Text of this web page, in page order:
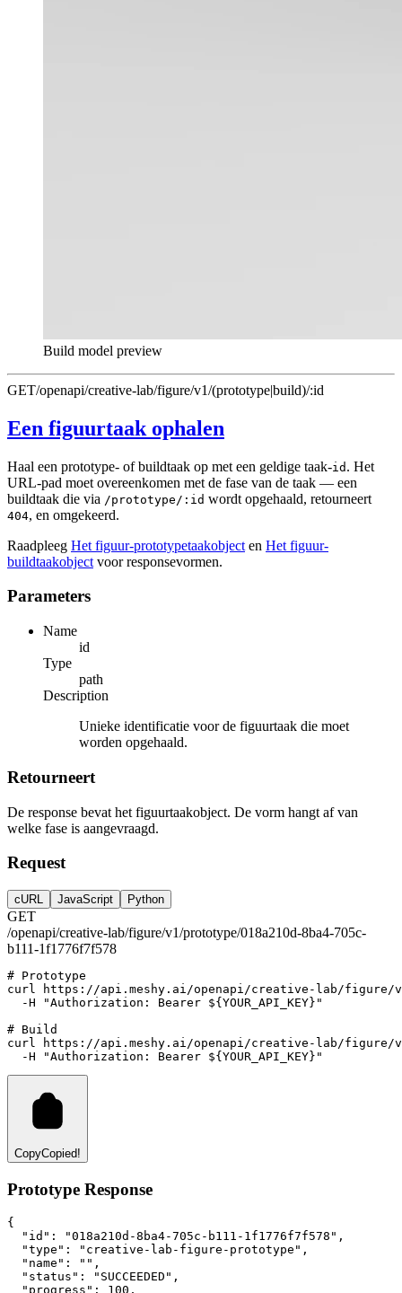
Build model preview
GET/openapi/creative-lab/figure/v1/(prototype|build)/:id
Een figuurtaak ophalen
Haal een prototype- of buildtaak op met een geldige taak-id . Het
URL-pad moet overeenkomen met de fase van de taak — een
buildtaak die via /prototype/:id wordt opgehaald, retourneert
404, en omgekeerd.
Raadpleeg Het figuur-prototypetaakobject en Het figuur-
buildtaakobject voor responsevormen.
Parameters
Name
id
Type
path
Description
Unieke identificatie voor de figuurtaak die moet
worden opgehaald.
Retourneert
De response bevat het figuurtaakobject. De vorm hangt af van
welke fase is aangevraagd.
Request
cURL JavaScript Python
GET
/openapi/creative-lab/figure/v1/prototype/018a210d-8ba4-705c-
b111-1f1776f7f578
# Prototype
curl
https://api.meshy.ai/openapi/creative-lab/figure/
-H
"Authorization: Bearer ${YOUR_API_KEY}"
# Build
curl
https://api.meshy.ai/openapi/creative-lab/figure/
-H
"Authorization: Bearer ${YOUR_API_KEY}"
CopyCopied!
Prototype Response
{
"id" : "018a210d-8ba4-705c-b111-1f1776f7f578" ,
"type" : "creative-lab-figure-prototype" ,
"name" : "" ,
"status" : "SUCCEEDED" ,
"progress" : 100 ,